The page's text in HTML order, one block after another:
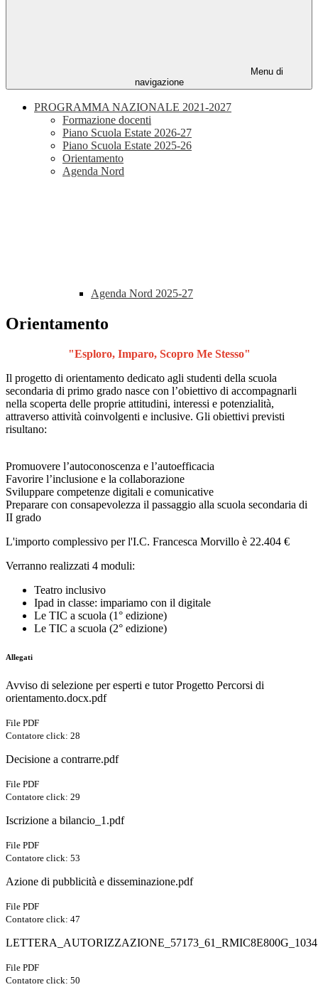
Menu di
navigazione
PROGRAMMA NAZIONALE 2021-2027
Formazione docenti
Piano Scuola Estate 2026-27
Piano Scuola Estate 2025-26
Orientamento
Agenda Nord
Agenda Nord 2025-27
Orientamento
"Esploro, Imparo, Scopro Me Stesso"
Il progetto di orientamento dedicato agli studenti della scuola
secondaria di primo grado nasce con l’obiettivo di accompagnarli
nella scoperta delle proprie attitudini, interessi e potenzialità,
attraverso attività coinvolgenti e inclusive. Gli obiettivi previsti
risultano:
Promuovere l’autoconoscenza e l’autoefficacia
Favorire l’inclusione e la collaborazione
Sviluppare competenze digitali e comunicative
Preparare con consapevolezza il passaggio alla scuola secondaria di
II grado
L'importo complessivo per l'I.C. Francesca Morvillo è 22.404 €
Verranno realizzati 4 moduli:
Teatro inclusivo
Ipad in classe: impariamo con il digitale
Le TIC a scuola (1° edizione)
Le TIC a scuola (2° edizione)
Allegati
Avviso di selezione per esperti e tutor Progetto Percorsi di
orientamento.docx.pdf
File PDF
Contatore click: 28
Decisione a contrarre.pdf
File PDF
Contatore click: 29
Iscrizione a bilancio_1.pdf
File PDF
Contatore click: 53
Azione di pubblicità e disseminazione.pdf
File PDF
Contatore click: 47
File PDF
Contatore click: 50